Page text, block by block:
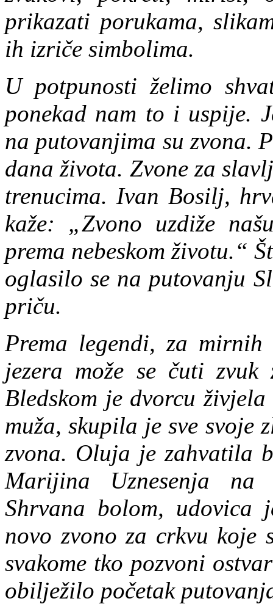
prikazati porukama,
ih izriče simbolima.
U potpunosti želimo
ponekad nam to i uspije.
na putovanjima su zvona.
dana života. Zvone za
trenucima. Ivan Bosilj,
kaže: „Zvono uzdiže
prema nebeskom životu.“
oglasilo se na putovanju
priču.
Prema legendi, za
jezera može se čuti
Bledskom je dvorcu
muža, skupila je sve
zvona. Oluja je zahvatila
Marijina Uznesenja na
Shrvana bolom,
novo zvono za crkvu koje
svakome tko pozvoni
obilježilo početak